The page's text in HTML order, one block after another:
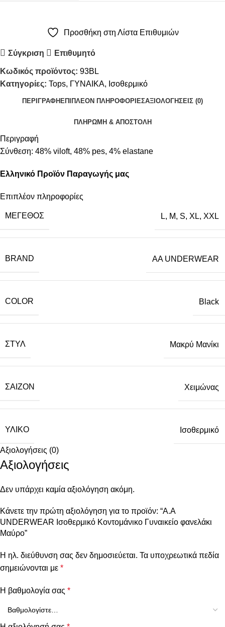
Προσθήκη στη Λίστα Επιθυμιών
Σύγκριση Επιθυμητό
Κωδικός προϊόντος: 93BL
Κατηγορίες: Tops, ΓΥΝΑΙΚΑ, Ισοθερμικό
ΠΕΡΙΓΡΑΦΉ ΕΠΙΠΛΈΟΝ ΠΛΗΡΟΦΟΡΊΕΣΑΞΙΟΛΟΓΉΣΕΙΣ (0)
ΠΛΗΡΩΜΗ & ΑΠΟΣΤΟΛΗ
Περιγραφή
Σύνθεση: 48% viloft, 48% pes, 4% elastane
Ελληνικό Προϊόν Παραγωγής μας
Επιπλέον πληροφορίες
ΜΈΓΕΘΟΣ L, M, S, XL, XXL
BRAND AA UNDERWEAR
COLOR Black
ΣΤΥΛ Μακρύ Μανίκι
ΣΑΙΖΌΝ Χειμώνας
ΥΛΙΚΌ Ισοθερμικό
Αξιολογήσεις (0)
Αξιολογήσεις
Δεν υπάρχει καμία αξιολόγηση ακόμη.
Κάνετε την πρώτη αξιολόγηση για το προϊόν: “Α.A
UNDERWEAR Ισοθερμικό Κοντομάνικο Γυναικείο φανελάκι
Μαύρο”
Η ηλ. διεύθυνση σας δεν δημοσιεύεται. Τα υποχρεωτικά πεδία
σημειώνονται με *
Η βαθμολογία σας *